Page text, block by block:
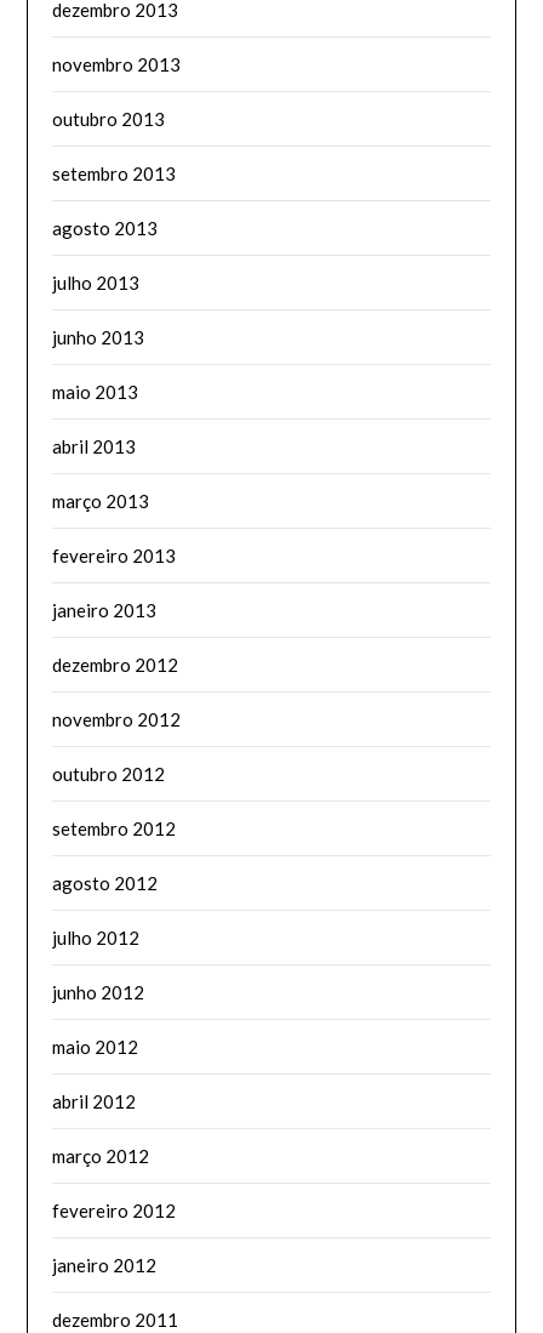
dezembro 2013
novembro 2013
outubro 2013
setembro 2013
agosto 2013
julho 2013
junho 2013
maio 2013
abril 2013
março 2013
fevereiro 2013
janeiro 2013
dezembro 2012
novembro 2012
outubro 2012
setembro 2012
agosto 2012
julho 2012
junho 2012
maio 2012
abril 2012
março 2012
fevereiro 2012
janeiro 2012
dezembro 2011